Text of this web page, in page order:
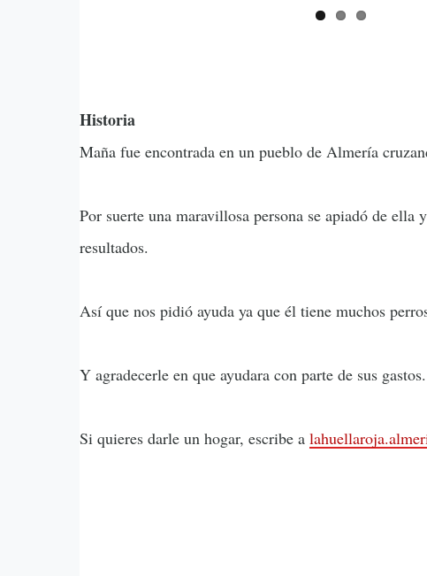
Historia
Maña fue encontrada en un pueblo de Almería
Por suerte una maravillosa persona se apiadó de
resultados.
Así que nos pidió ayuda ya que él tiene muchos
Y agradecerle en que ayudara con parte de sus gastos.
Si quieres darle un hogar, escribe a